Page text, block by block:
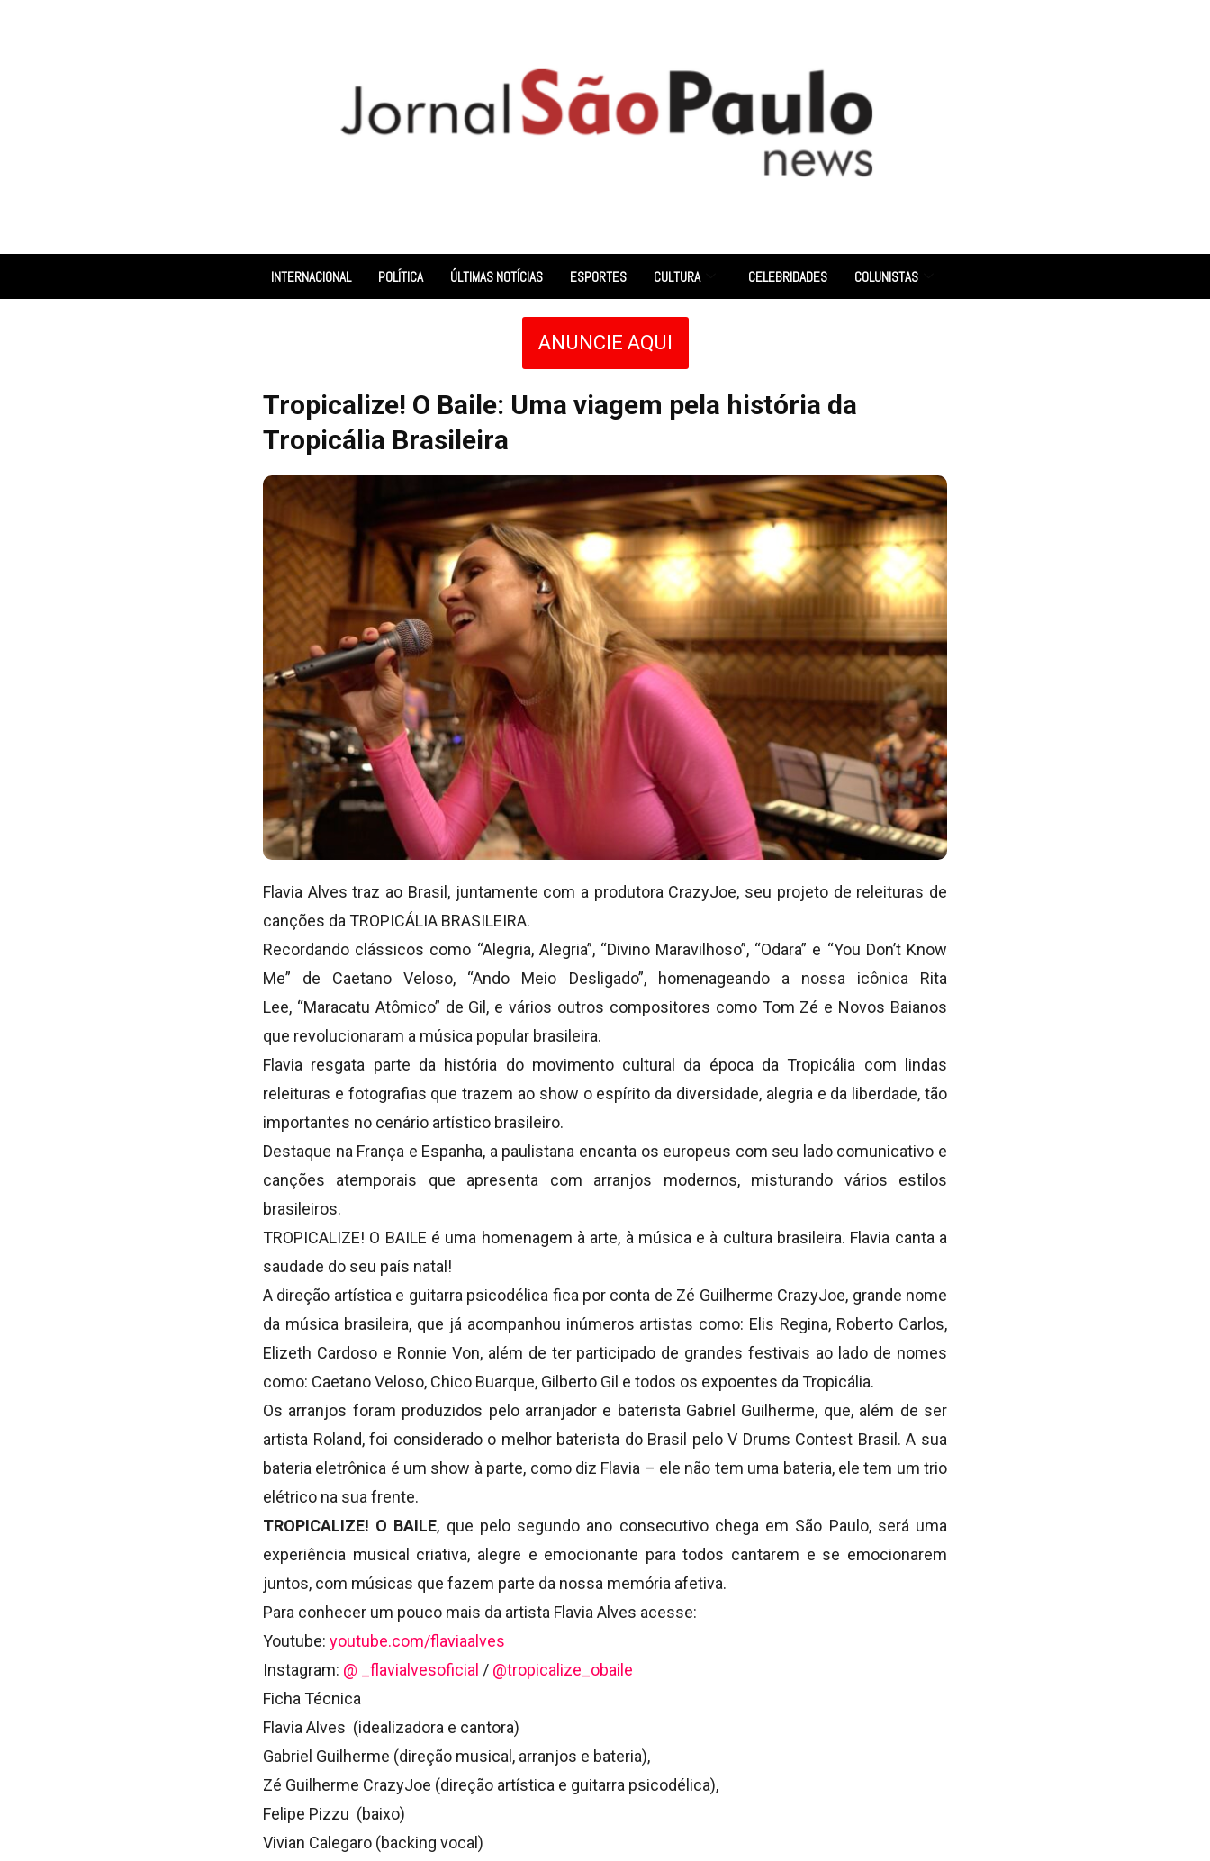
INTERNACIONAL POLÍTICA ÚLTIMAS NOTÍCIAS ESPORTES CULTURA CELEBRIDADES COLUNISTAS
ANUNCIE AQUI
Tropicalize! O Baile: Uma viagem pela história da
Tropicália Brasileira
Flavia Alves traz ao Brasil, juntamente com a produtora CrazyJoe, seu projeto de releituras de
canções da TROPICÁLIA BRASILEIRA.
Recordando clássicos como “Alegria, Alegria”, “Divino Maravilhoso”, “Odara” e “You Don’t Know
Me” de Caetano Veloso, “Ando Meio Desligado”, homenageando a nossa icônica Rita
Lee, “Maracatu Atômico” de Gil, e vários outros compositores como Tom Zé e Novos Baianos
que revolucionaram a música popular brasileira.
Flavia resgata parte da história do movimento cultural da época daTropicália com lindas
releituras e fotografias que trazem ao show o espírito da diversidade, alegria e da liberdade, tão
importantes no cenário artístico brasileiro.
Destaque na França e Espanha, a paulistana encanta os europeus com seu lado comunicativo e
canções atemporais que apresenta com arranjos modernos, misturando vários estilos
brasileiros.
TROPICALIZE! O BAILE é uma homenagem à arte, à música e à cultura brasileira. Flavia canta a
saudade do seu país natal!
A direção artística e guitarra psicodélica fica por conta de Zé Guilherme CrazyJoe, grande nome
da música brasileira, que já acompanhou inúmeros artistas como: Elis Regina, Roberto Carlos,
Elizeth Cardoso e Ronnie Von, além de ter participado de grandes festivais ao lado de nomes
como: Caetano Veloso, Chico Buarque, Gilberto Gil e todos os expoentes da Tropicália.
Os arranjos foram produzidos pelo arranjador e baterista Gabriel Guilherme, que, além de ser
artista Roland, foi considerado o melhor baterista do Brasil pelo V Drums Contest Brasil. A sua
bateria eletrônica é um show à parte, como diz Flavia – ele não tem uma bateria, ele tem um trio
elétrico na sua frente.
TROPICALIZE! O BAILE, que pelo segundo ano consecutivo chega em São Paulo, será uma
experiência musical criativa, alegre e emocionante para todos cantarem e se emocionarem
juntos, com músicas que fazem parte da nossa memória afetiva.
Para conhecer um pouco mais da artista Flavia Alves acesse:
Youtube: youtube.com/flaviaalves
Instagram: @ _flavialvesoficial / @tropicalize_obaile
Ficha Técnica
Flavia Alves (idealizadora e cantora)
Gabriel Guilherme (direção musical, arranjos e bateria),
Zé Guilherme CrazyJoe (direção artística e guitarra psicodélica),
Felipe Pizzu (baixo)
Vivian Calegaro (backing vocal)